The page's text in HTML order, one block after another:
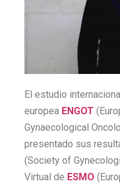
El estudio
europea ENGOT
Gynaecological
presentado sus
(Society of
Virtual de ESMO